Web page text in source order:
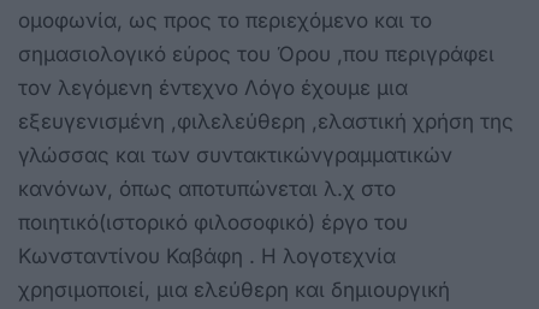
ομοφωνία, ως προς το περιεχόμενο και το
σημασιολογικό εύρος του Όρου ,που περιγράφει
τον λεγόμενη έντεχνο Λόγο έχουμε μια
εξευγενισμένη ,φιλελεύθερη ,ελαστική χρήση της
γλώσσας και των συντακτικώνγραμματικών
κανόνων, όπως αποτυπώνεται λ.χ στο
ποιητικό(ιστορικό φιλοσοφικό) έργο του
Κωνσταντίνου Καβάφη . Η λογοτεχνία
χρησιμοποιεί, μια ελεύθερη και δημιουργική